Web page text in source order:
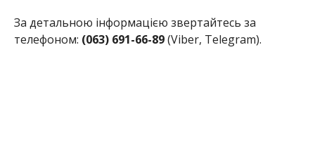
За детальною інформацією звертайтесь за
телефоном: (063) 691-66-89(Viber, Telegram).